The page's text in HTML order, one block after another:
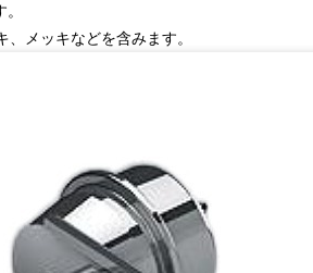
メッキなどを含みます。